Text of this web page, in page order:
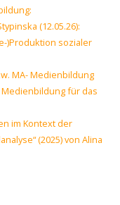
(12.05.26):
)Produktion sozialer
MA- Medienbildung
für das
im Kontext der
(2025) von Alina